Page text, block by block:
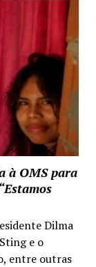
à OMS para
Dilma
e o
entre outras